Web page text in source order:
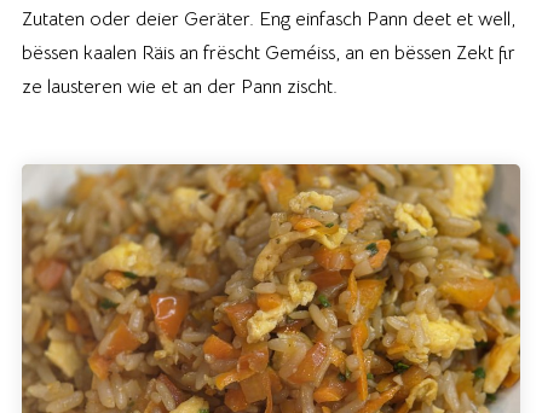
Zutaten oder deier Geräter. Eng einfasch Pann deet et well,
bëssen kaalen Räis an frëscht Geméiss, an en bëssen Zekt fir
ze lausteren wie et an der Pann zischt.